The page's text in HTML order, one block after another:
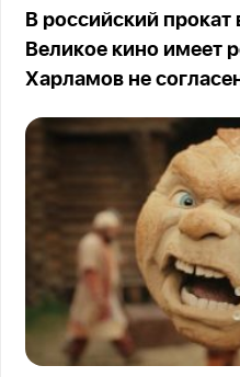
В российский
Великое кино имеет
Харламов не